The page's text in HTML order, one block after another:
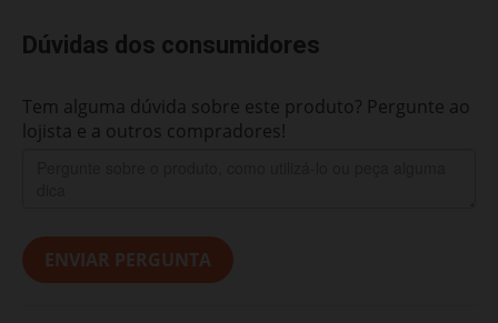
Dúvidas dos consumidores
Tem alguma dúvida sobre este produto? Pergunte ao
lojista e a outros compradores!
ENVIAR PERGUNTA